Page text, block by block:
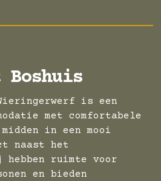
Boshuis
is een
met comfortabele
in een mooi
naast het
ruimte voor
en bieden